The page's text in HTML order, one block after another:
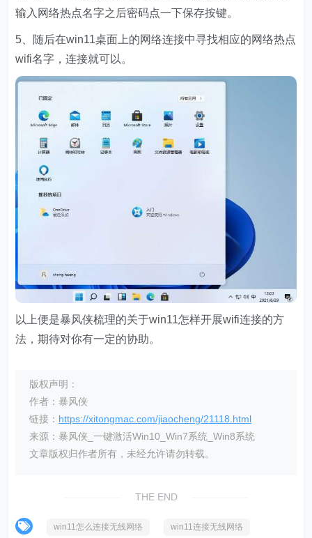
输入网络热点名字之后密码点一下保存按键。
5、随后在win11桌面上的网络连接中寻找相应的网络热点
wifi名字，连接就可以。
以上便是暴风侠梳理的关于win11怎样开展wifi连接的方
法，期待对你有一定的协助。
版权声明：
作者：暴风侠
链接： https://xitongmac.com/jiaocheng/21118.html
来源：暴风侠_一键激活Win10_Win7系统_Win8系统
文章版权归作者所有，未经允许请勿转载。
THE END
win11怎么连接无线网络 win11连接无线网络